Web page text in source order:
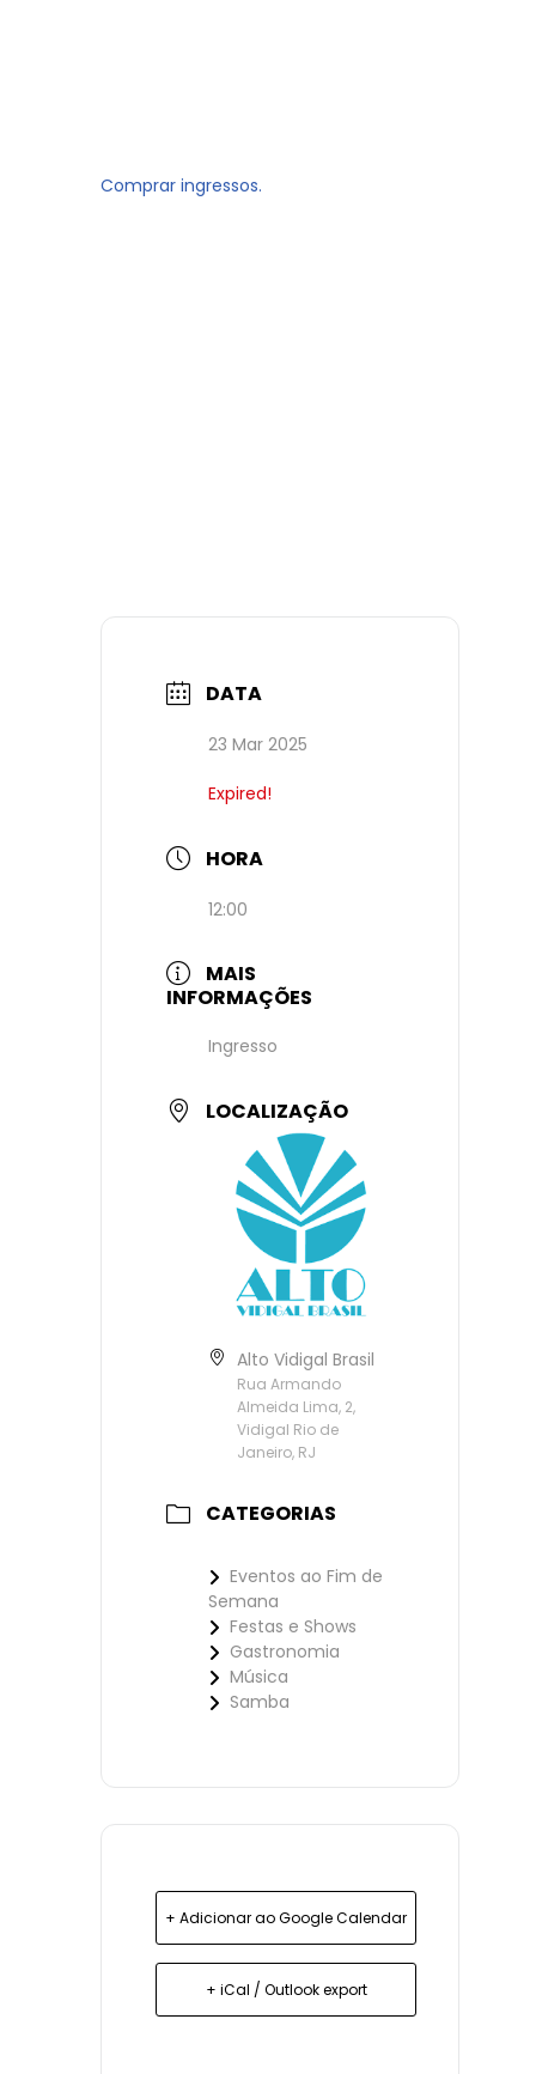
Comprar ingressos.
DATA
23 Mar 2025
Expired!
HORA
12:00
MAIS
INFORMAÇÕES
Ingresso
LOCALIZAÇÃO
Alto Vidigal Brasil
Rua Armando
Almeida Lima, 2,
Vidigal Rio de
Janeiro, RJ
CATEGORIAS
Eventos ao Fim de
Semana
Festas e Shows
Gastronomia
Música
Samba
+ Adicionar ao Google Calendar
+ iCal / Outlook export